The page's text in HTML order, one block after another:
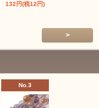
132円(税12円)
>
No.3